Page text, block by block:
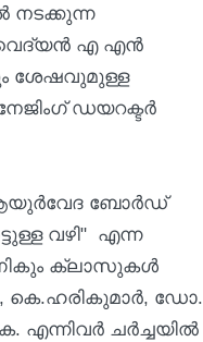
നടക്കുന്ന
എ എന്‍
ശേഷവുമുള്ള
ഡയറക്ടർ
ആയുർവേദ ബോർഡ്
വഴി" എന്ന
ക്ലാസുകള്‍
കെ.ഹരികുമാർ, ഡോ.
എന്നിവര്‍ ചര്‍ച്ചയില്‍